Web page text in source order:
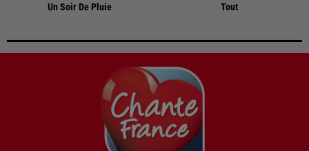
Un Soir De Pluie Tout